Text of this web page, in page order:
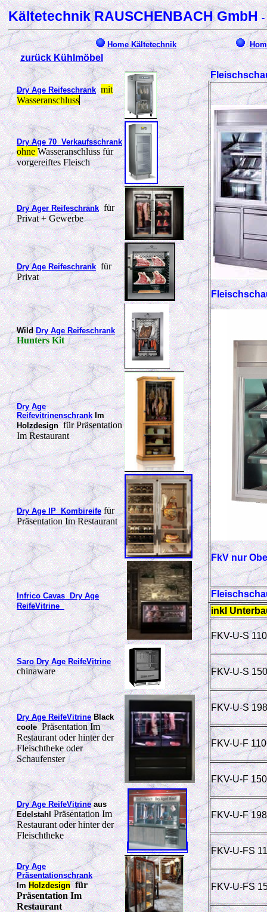
Kältetechnik RAUSCHENBACH GmbH-
Home Kältetechnik
zurück Kühlmöbel
Dry Age Reifeschrank mit
Wasseranschluss
Dry Age 70 Verkaufsschrank
ohne Wasseranschluss für
vorgereiftes Fleisch
Dry Ager Reifeschrank für
Privat + Gewerbe
Dry Age Reifeschrank für
Privat
WildDry Age Reifeschrank
Hunters Kit
Dry Age
ReifevitrinenschrankIm
Holzdesignfür Präsentation
Im Restaurant
Dry Age IP Kombireife für
Präsentation Im Restaurant
Infrico Cavas Dry Age
ReifeVitrine
Saro Dry Age ReifeVitrine
chinaware
Dry Age ReifeVitrineBlack
coolePräsentation Im
Restaurant oder hinter der
Fleischtheke oder
Schaufenster
Dry Age ReifeVitrineaus
EdelstahlPräsentation Im
Restaurant oder hinter der
Fleischtheke
Dry Age
Präsentationschrank
ImHolzdesign für
Präsentation Im
Restaurant
FkV nur
inkl
FKV-U-S 110
FKV-U-S 150
FKV-U-S 198
FKV-U-F 110
FKV-U-F 150
FKV-U-F 198
FKV-U-FS
FKV-U-FS